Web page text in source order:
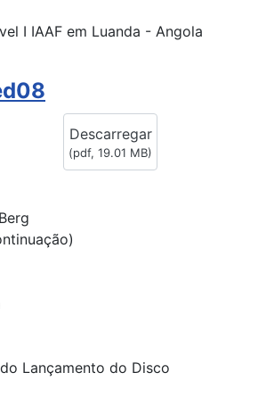
I IAAF em Luanda - Angola
Descarregar
(pdf, 19.01 MB)
Lançamento do Disco